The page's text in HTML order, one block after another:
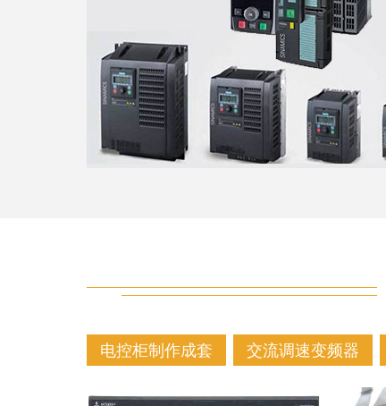
电控柜制作成套 交流调速变频器